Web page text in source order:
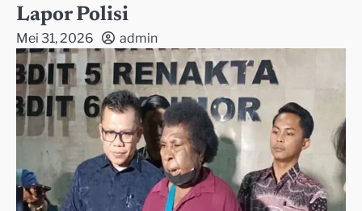
Lapor Polisi
Mei 31, 2026 admin